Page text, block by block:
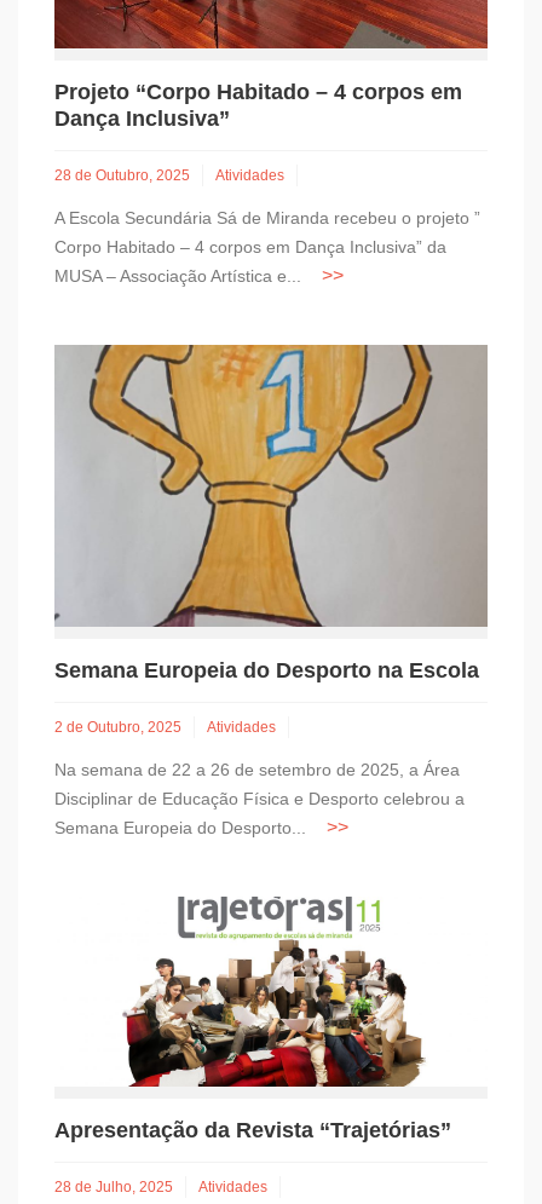
Projeto “Corpo Habitado – 4 corpos em
Dança Inclusiva”
28 de Outubro, 2025 Atividades
A Escola Secundária Sá de Miranda recebeu o projeto ”
Corpo Habitado – 4 corpos em Dança Inclusiva” da
MUSA – Associação Artística e...
Semana Europeia do Desporto na Escola
2 de Outubro, 2025 Atividades
Na semana de 22 a 26 de setembro de 2025, a Área
Disciplinar de Educação Física e Desporto celebrou a
Semana Europeia do Desporto...
Apresentação da Revista “Trajetórias”
28 de Julho, 2025 Atividades